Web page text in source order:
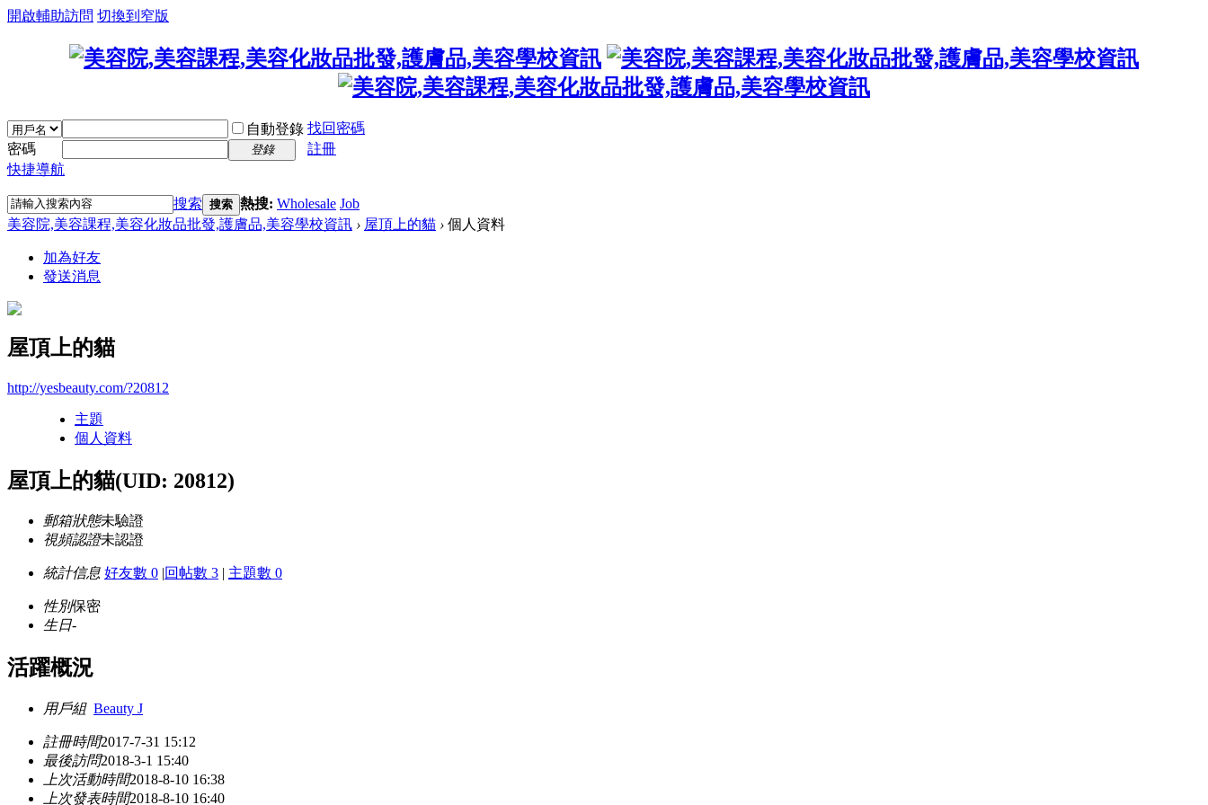
開啟輔助訪問 切換到窄版
自動登錄 找回密碼
密碼
登錄
註冊
快捷導航
搜索 搜索 熱搜: Wholesale Job
美容院,美容課程,美容化妝品批發,護膚品,美容學校資訊 › 屋頂上的貓 › 個人資料
加為好友
發送消息
屋頂上的貓
http://yesbeauty.com/?20812
主題
個人資料
屋頂上的貓(UID: 20812)
郵箱狀態未驗證
視頻認證未認證
統計信息 好友數 0 |回帖數 3 | 主題數 0
性別保密
生日-
活躍概況
用戶組 Beauty J
註冊時間2017-7-31 15:12
最後訪問2018-3-1 15:40
上次活動時間2018-8-10 16:38
上次發表時間2018-8-10 16:40